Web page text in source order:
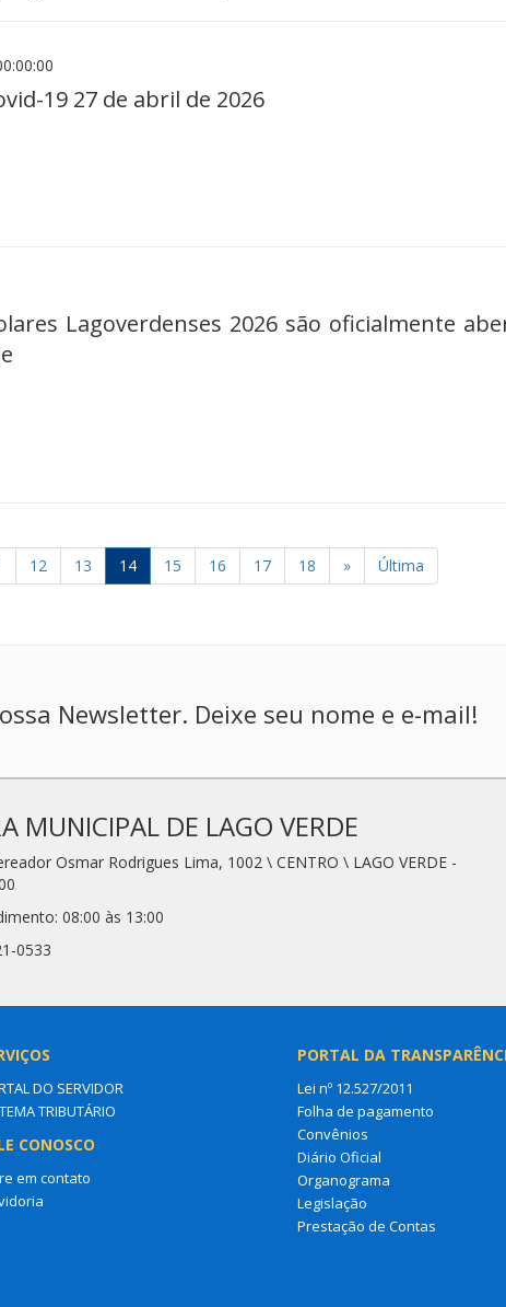
19 27 de abril de 2026
Lagoverdenses 2026 são oficialmente
12 13 14 15 16 17 18 » Última
Newsletter. Deixe seu nome e e-mail!
MUNICIPAL DE LAGO VERDE
Osmar Rodrigues Lima, 1002 \ CENTRO \ LAGO VERDE -
08:00 às 13:00
0533
DO SERVIDOR
TRIBUTÁRIO
CONOSCO
em contato
PORTAL DA
Lei nº 12.527/2011
Folha de pagamento
Convênios
Diário Oficial
Organograma
Legislação
Prestação de Contas